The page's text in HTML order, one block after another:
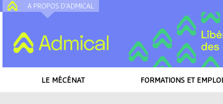
A PROPOS D'ADMICAL
LE MÉCÉNAT FORMATIONS ET